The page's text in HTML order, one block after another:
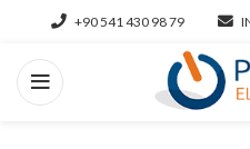
+90 541 430 98 79